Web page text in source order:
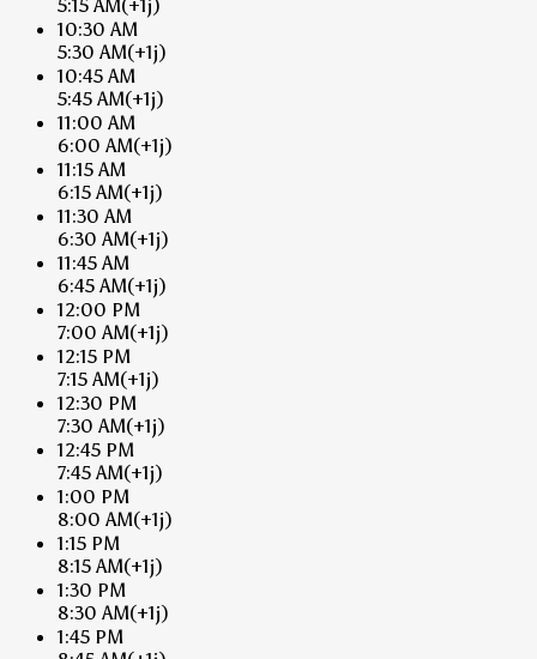
5:15 AM(+1j)
10:30 AM
5:30 AM(+1j)
10:45 AM
5:45 AM(+1j)
11:00 AM
6:00 AM(+1j)
11:15 AM
6:15 AM(+1j)
11:30 AM
6:30 AM(+1j)
11:45 AM
6:45 AM(+1j)
12:00 PM
7:00 AM(+1j)
12:15 PM
7:15 AM(+1j)
12:30 PM
7:30 AM(+1j)
12:45 PM
7:45 AM(+1j)
1:00 PM
8:00 AM(+1j)
1:15 PM
8:15 AM(+1j)
1:30 PM
8:30 AM(+1j)
1:45 PM